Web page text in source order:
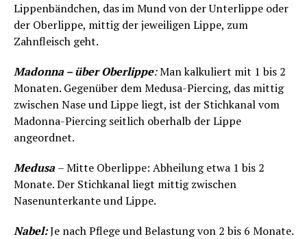
Lippenbändchen, das im Mund von der Unterlippe oder
der Oberlippe, mittig der jeweiligen Lippe, zum
Zahnfleisch geht.
Madonna – über Oberlippe:Man kalkuliert mit 1 bis 2
Monaten. Gegenüber dem Medusa-Piercing, das mittig
zwischen Nase und Lippe liegt, ist der Stichkanal vom
Madonna-Piercing seitlich oberhalb der Lippe
angeordnet.
Medusa – Mitte Oberlippe: Abheilung etwa 1 bis 2
Monate. Der Stichkanal liegt mittig zwischen
Nasenunterkante und Lippe.
Nabel:Je nach Pflege und Belastung von 2 bis 6 Monate.